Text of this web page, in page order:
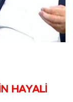
HAYALİ